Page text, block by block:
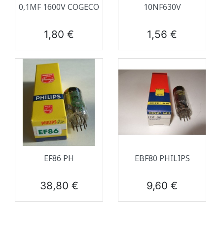
0,1ΜF 1600V COGECO
Prix
1,80 €
10NF630V
Prix
1,56 €
EF86 PH
Prix
38,80 €
EBF80 PHILIPS
Prix
9,60 €